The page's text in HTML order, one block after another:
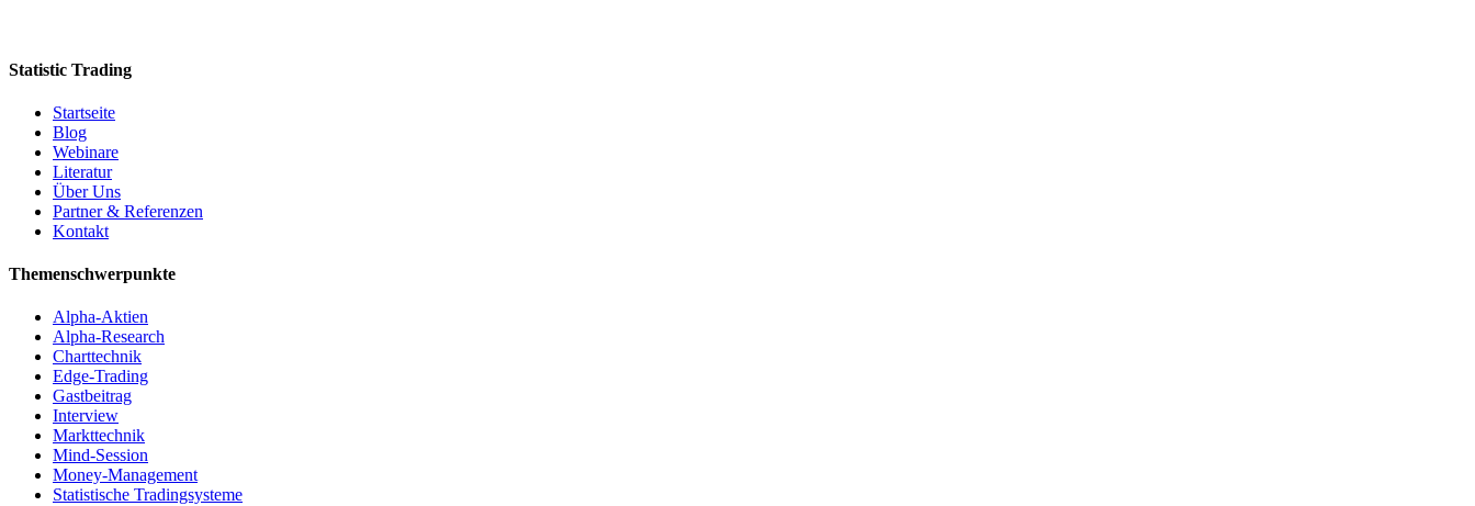
Statistic Trading
Startseite
Blog
Webinare
Literatur
Über Uns
Partner & Referenzen
Kontakt
Themenschwerpunkte
Alpha-Aktien
Alpha-Research
Charttechnik
Edge-Trading
Gastbeitrag
Interview
Markttechnik
Mind-Session
Money-Management
Statistische Tradingsysteme